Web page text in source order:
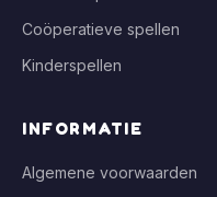
Coöperatieve spellen
Kinderspellen
INFORMATIE
Algemene voorwaarden